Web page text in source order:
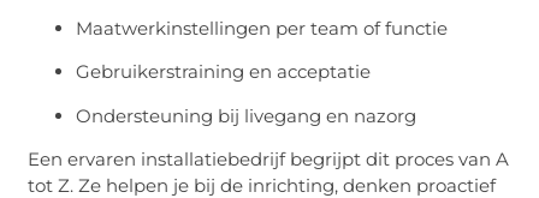
Maatwerkinstellingen per team of functie
Gebruikerstraining en acceptatie
Ondersteuning bij livegang en nazorg
Een ervaren installatiebedrijf begrijpt dit proces van A
tot Z. Ze helpen je bij de inrichting, denken proactief